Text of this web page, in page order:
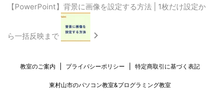
【PowerPoint】背景に画像を設定する方法 | 1枚だけ設定か
ら一括反映まで
教室のご案内 プライバシーポリシー 特定商取引に基づく表記
東村山市のパソコン教室&プログラミング教室